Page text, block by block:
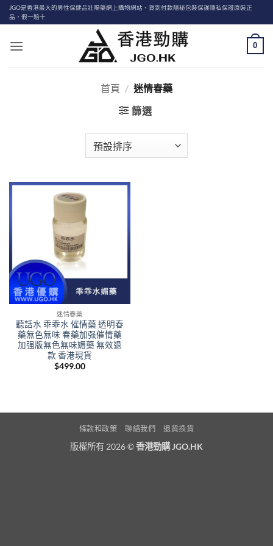
Skip
to
JGO是香港最大的男性保健品壯陽藥網上購物網站、貨到付款隱秘包裝保護隱私保證原裝正
品，假一賠十
0
首頁 / 迷情春藥
篩選
迷情春藥
聽話水 乖乖水 催情藥 透明春
藥無色無味 春藥加强催情藥
加强版無色無味媚藥 無效退
款 香港現貨
$499.00
條款和政策 聯絡我們 退貨換貨
版權所有 2026 ©香港勁購 JGO.HK